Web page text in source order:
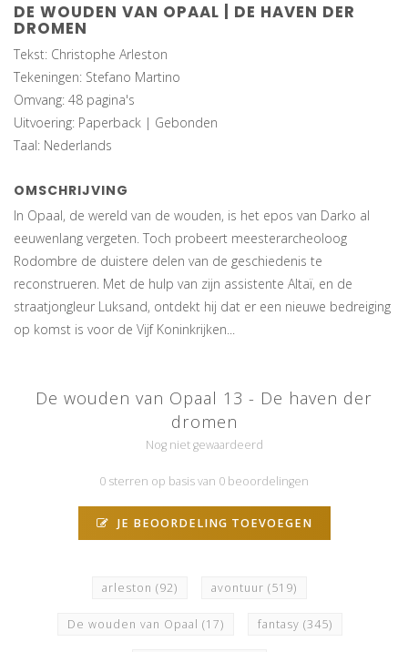
DE WOUDEN VAN OPAAL | DE HAVEN DER
DROMEN
Tekst: Christophe Arleston
Tekeningen: Stefano Martino
Omvang: 48 pagina's
Uitvoering: Paperback | Gebonden
Taal: Nederlands
OMSCHRIJVING
In Opaal, de wereld van de wouden, is het epos van Darko al
eeuwenlang vergeten. Toch probeert meesterarcheoloog
Rodombre de duistere delen van de geschiedenis te
reconstrueren. Met de hulp van zijn assistente Altaï, en de
straatjongleur Luksand, ontdekt hij dat er een nieuwe bedreiging
op komst is voor de Vijf Koninkrijken...
De wouden van Opaal 13 - De haven der
dromen
Nog niet gewaardeerd
0 sterren op basis van 0 beoordelingen
JE BEOORDELING TOEVOEGEN
arleston (92) avontuur (519)
De wouden van Opaal (17) fantasy (345)